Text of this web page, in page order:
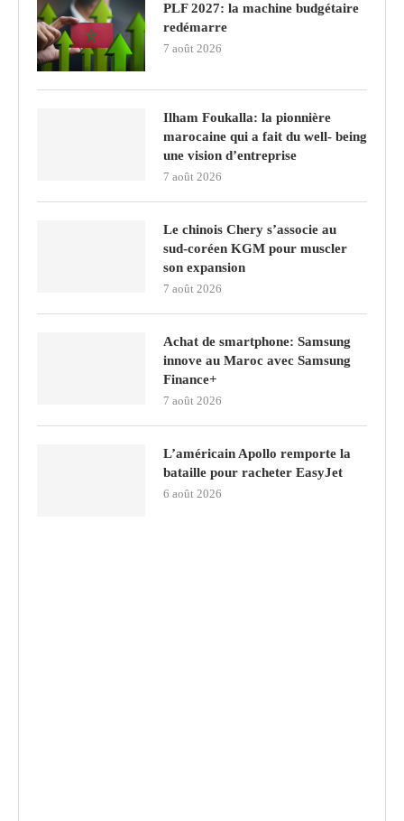
PLF 2027: la machine budgétaire
redémarre
7 août 2026
Ilham Foukalla: la pionnière
marocaine qui a fait du well- being
une vision d’entreprise
7 août 2026
Le chinois Chery s’associe au
sud‑coréen KGM pour muscler
son expansion
7 août 2026
Achat de smartphone: Samsung
innove au Maroc avec Samsung
Finance+
7 août 2026
L’américain Apollo remporte la
bataille pour racheter EasyJet
6 août 2026